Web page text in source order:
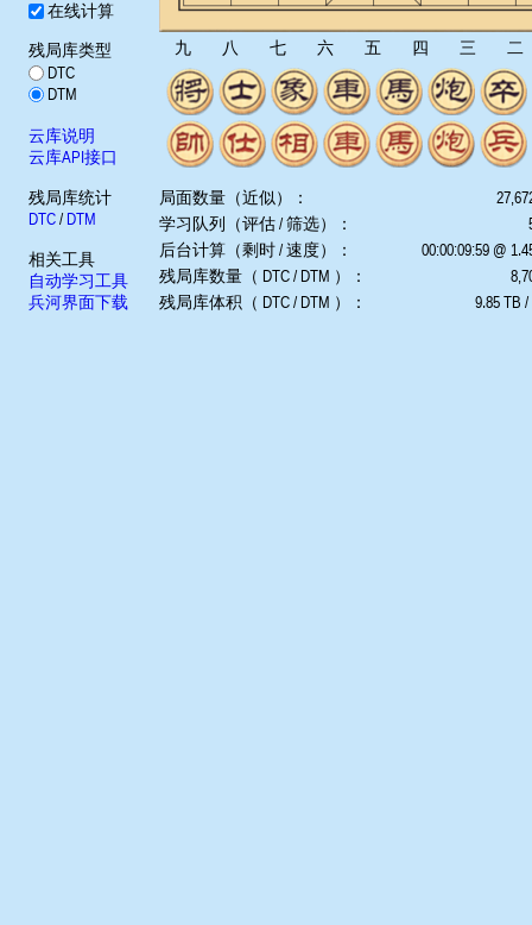
在线计算
残局库类型
DTC
DTM
云库说明
云库API接口
残局库统计
DTC/ DTM
相关工具
自动学习工具
兵河界面下载
九 八 七 六 五 四 三 二
局面数量（近似）：
学习队列（评估 / 筛选）：
后台计算（剩时 / 速度）：
00:00:09:59 @
残局库数量（ DTC / DTM ）：
残局库体积（ DTC / DTM ）：
9.85 TB